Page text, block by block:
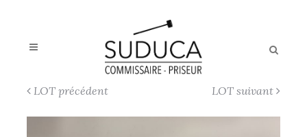
LOT précédent LOT suivant